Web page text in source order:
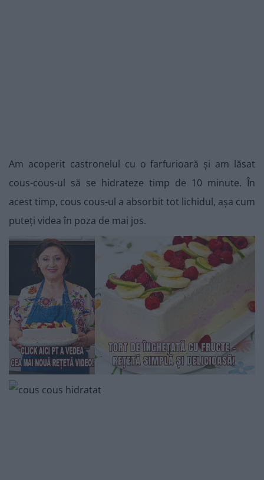
Am acoperit castronelul cu o farfurioară și am lăsat
cous-cous-ul să se hidrateze timp de 10 minute. În
acest timp, cous cous-ul a absorbit tot lichidul, așa cum
puteți videa în poza de mai jos.